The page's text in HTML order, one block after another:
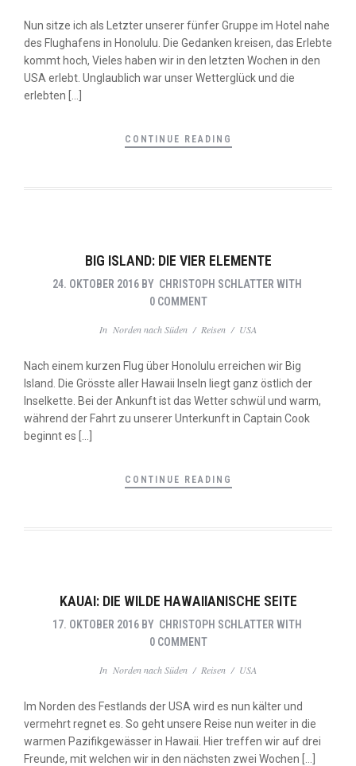
Nun sitze ich als Letzter unserer fünfer Gruppe im Hotel nahe
des Flughafens in Honolulu. Die Gedanken kreisen, das Erlebte
kommt hoch, Vieles haben wir in den letzten Wochen in den
USA erlebt. Unglaublich war unser Wetterglück und die
erlebten […]
CONTINUE READING
BIG ISLAND: DIE VIER ELEMENTE
24. OKTOBER 2016 BY CHRISTOPH SCHLATTER WITH
0 COMMENT
In Norden nach Süden / Reisen / USA
Nach einem kurzen Flug über Honolulu erreichen wir Big
Island. Die Grösste aller Hawaii Inseln liegt ganz östlich der
Inselkette. Bei der Ankunft ist das Wetter schwül und warm,
während der Fahrt zu unserer Unterkunft in Captain Cook
beginnt es […]
CONTINUE READING
KAUAI: DIE WILDE HAWAIIANISCHE SEITE
17. OKTOBER 2016 BY CHRISTOPH SCHLATTER WITH
0 COMMENT
In Norden nach Süden / Reisen / USA
Im Norden des Festlands der USA wird es nun kälter und
vermehrt regnet es. So geht unsere Reise nun weiter in die
warmen Pazifikgewässer in Hawaii. Hier treffen wir auf drei
Freunde, mit welchen wir in den nächsten zwei Wochen […]